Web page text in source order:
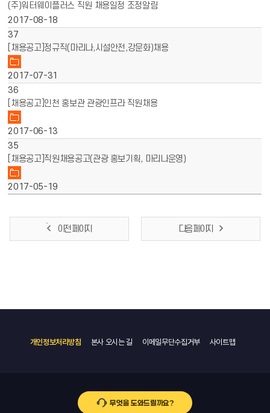
(주)워터웨이플러스 직원 채용일정 조정알림
2017-08-18
37
[채용공고]정규직(마리나,시설안전,강문화)채용
2017-07-31
36
[채용공고]인천 홍보관 관광인프라 직원채용
2017-06-13
35
[채용공고]직원채용공고(관광 홍보기획, 마리나운영)
2017-05-19
이전 페이지 다음 페이지
개인정보처리방침 본사 오시는 길 이메일무단수집거부 사이트맵
무엇을 도와드릴까요?